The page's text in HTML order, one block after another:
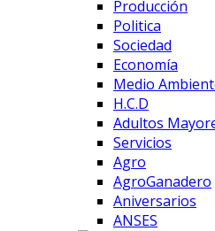
Producción
Politica
Sociedad
Economía
Medio
H.C.D
Adultos
Servicios
Agro
AgroGanadero
Aniversarios
ANSES